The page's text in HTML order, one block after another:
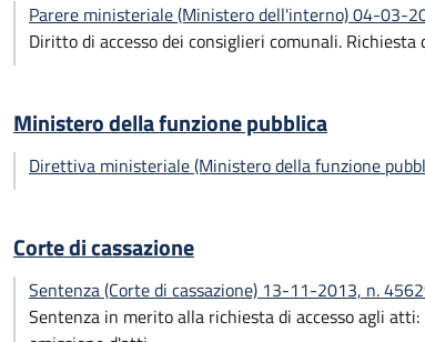
Parere ministeriale (Ministero dell'interno) 04-03-
Diritto di accesso dei consiglieri comunali.
Ministero della funzione pubblica
Direttiva ministeriale (Ministero della funzione
Corte di cassazione
Sentenza (Corte di cassazione) 13-11-2013, n.
Sentenza in merito alla richiesta di accesso agli